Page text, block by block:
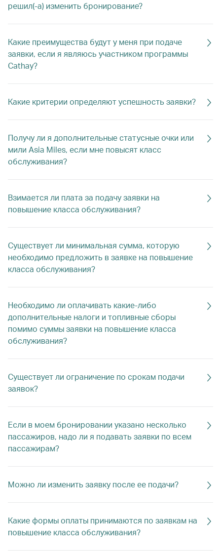
решил(-а) изменить бронирование?
Какие преимущества будут у меня при подаче
заявки, если я являюсь участником программы
Cathay?
Какие критерии определяют успешность заявки?
Получу ли я дополнительные статусные очки или
мили Asia Miles, если мне повысят класс
обслуживания?
Взимается ли плата за подачу заявки на
повышение класса обслуживания?
Существует ли минимальная сумма, которую
необходимо предложить в заявке на повышение
класса обслуживания?
Необходимо ли оплачивать какие-либо
дополнительные налоги и топливные сборы
помимо суммы заявки на повышение класса
обслуживания?
Существует ли ограничение по срокам подачи
заявок?
Если в моем бронировании указано несколько
пассажиров, надо ли я подавать заявки по всем
пассажирам?
Можно ли изменить заявку после ее подачи?
Какие формы оплаты принимаются по заявкам на
повышение класса обслуживания?